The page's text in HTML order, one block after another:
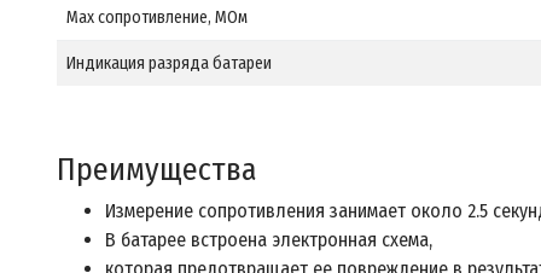
Max сопротивление, МОм
Индикация разряда батареи
Преимущества
Измерение сопротивления занимает около 2.5
В батарее встроена электронная схема,